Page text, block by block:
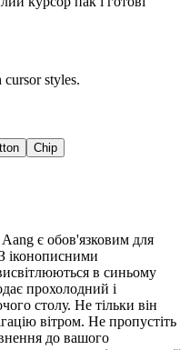
styles.
Chip
є обов'язковим для
іконописними
в синьому
прохолодний і
столу. Не тільки він
вітром. Не пропустіть
до вашого